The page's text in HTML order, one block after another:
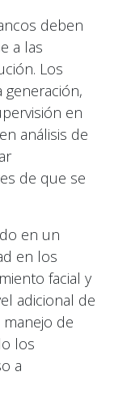
deben
a las
Los
generación,
en
análisis de
de que se
en un
en los
facial y
adicional de
de
los
a